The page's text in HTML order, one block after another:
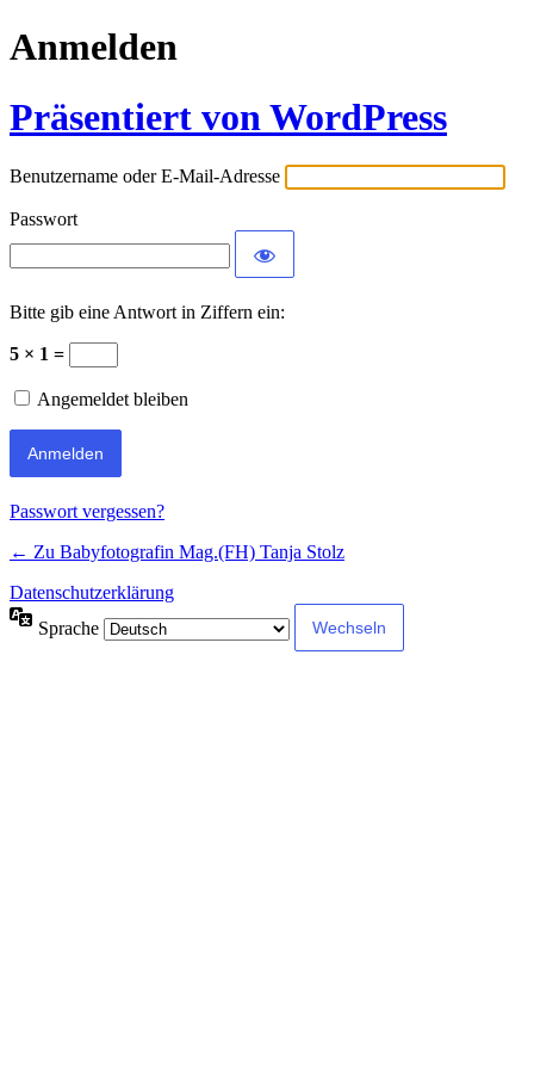
Anmelden
Präsentiert von WordPress
Benutzername oder E-Mail-Adresse
Passwort
Bitte gib eine Antwort in Ziffern ein:
5 × 1 =
Angemeldet bleiben
Passwort vergessen?
← Zu Babyfotografin Mag.(FH) Tanja Stolz
Datenschutzerklärung
Sprache